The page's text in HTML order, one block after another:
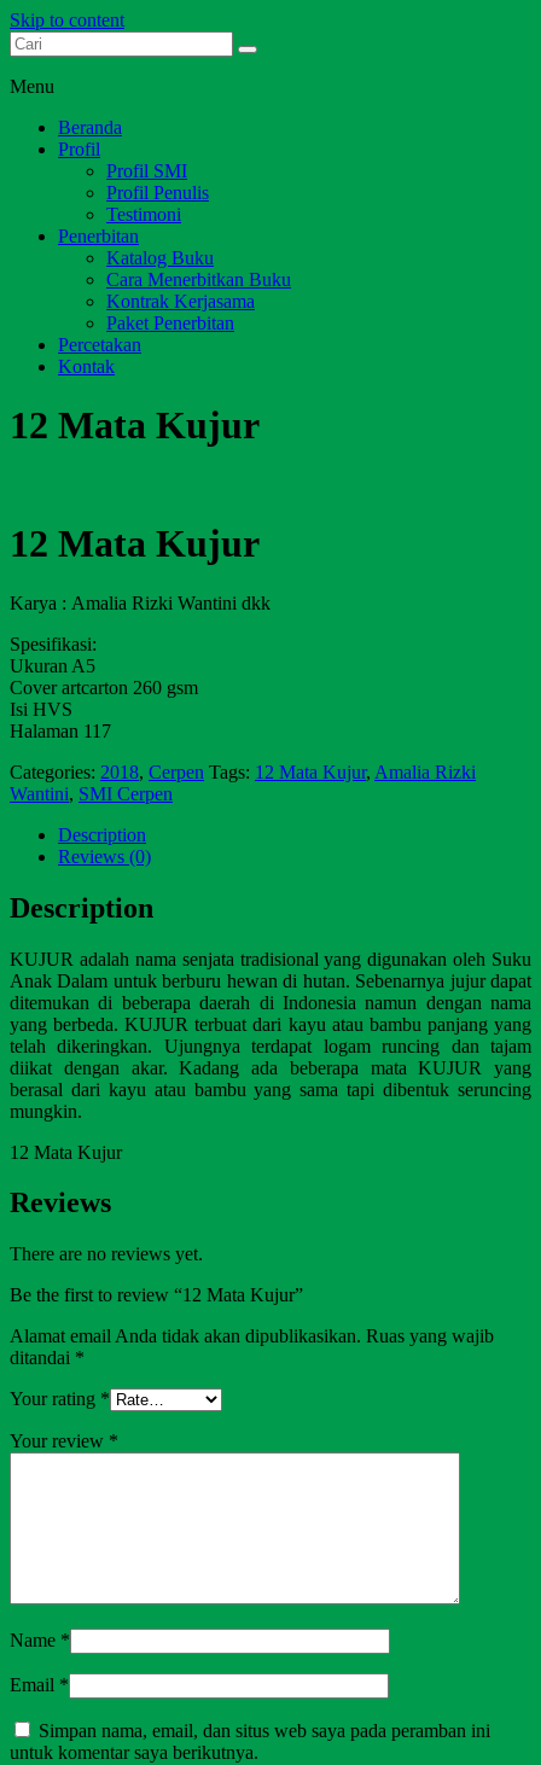
Skip to content
Dari Jambi untuk Indonesia
Menu
Beranda
Profil
Profil SMI
Profil Penulis
Testimoni
Penerbitan
Katalog Buku
Cara Menerbitkan Buku
Kontrak Kerjasama
Paket Penerbitan
Percetakan
Kontak
12 Mata Kujur
12 Mata Kujur
Karya : Amalia Rizki Wantini dkk
Spesifikasi:
Ukuran A5
Cover artcarton 260 gsm
Isi HVS
Halaman 117
Categories: 2018, Cerpen Tags: 12 Mata Kujur, Amalia Rizki
Wantini, SMI Cerpen
Description
Reviews (0)
Description
KUJUR adalah nama senjata tradisional yang digunakan oleh Suku
Anak Dalam untuk berburu hewan di hutan. Sebenarnya jujur dapat
ditemukan di beberapa daerah di Indonesia namun dengan nama
yang berbeda. KUJUR terbuat dari kayu atau bambu panjang yang
telah dikeringkan. Ujungnya terdapat logam runcing dan tajam
diikat dengan akar. Kadang ada beberapa mata KUJUR yang
berasal dari kayu atau bambu yang sama tapi dibentuk seruncing
mungkin.
12 Mata Kujur
Reviews
There are no reviews yet.
Be the first to review “12 Mata Kujur”
Alamat email Anda tidak akan dipublikasikan. Ruas yang wajib
ditandai *
Your rating *
Your review *
Name *
Email *
Simpan nama, email, dan situs web saya pada peramban ini
untuk komentar saya berikutnya.